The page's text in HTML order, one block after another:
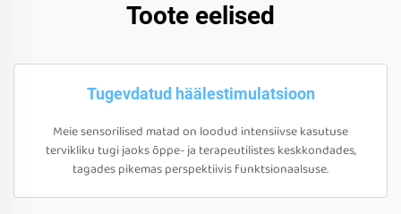
Toote eelised
Tugevdatud häälestimulatsioon
Meie sensorilised matad on loodud intensiivse kasutuse
tervikliku tugi jaoks õppe- ja terapeutilistes keskkondades,
tagades pikemas perspektiivis funktsionaalsuse.